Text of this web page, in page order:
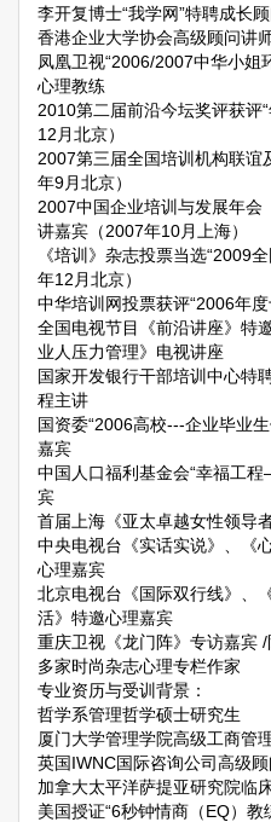
李开复博士“我学网”特聘成长
香港企业大学协会高级顾问讲
凤凰卫视“2006/2007中华小姐
心理教练
2010第二届前沿今坛奖评获评
12月北京）
2007第三届全国培训机构联谊
年9月北京）
2007中国企业培训与发展年会
讲嘉宾（2007年10月上海）
《培训》杂志投票当选“2009
年12月北京）
中华培训网投票获评“2006年
全国电视节目《前沿讲座》特
业人压力管理》电视讲座
国家开发银行干部培训中心特
程主讲
国资委“2006高校---企业毕业
嘉宾
中国人口福利基金会“幸福工
宾
首届上海《亚太卓越女性领导
中央电视台《实话实说》、《
心理嘉宾
北京电视台《国际双行线》、
活》特邀心理嘉宾
重庆卫视《龙门阵》专访嘉宾
多家时尚杂志心理专栏作家
专业资历与受训背景：
哲学系管理哲学硕士研究生
厦门大学管理学院高级工商管
英国IWNC国际咨询公司高级
加拿大太平洋萨提亚研究院临
美国授证“6秒钟情商（EQ）教